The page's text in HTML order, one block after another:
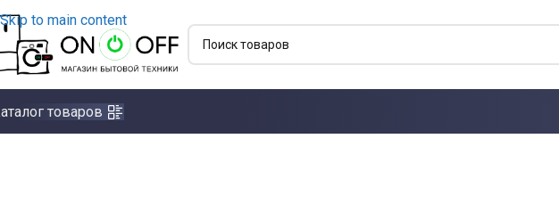
Skip to main content
товаров